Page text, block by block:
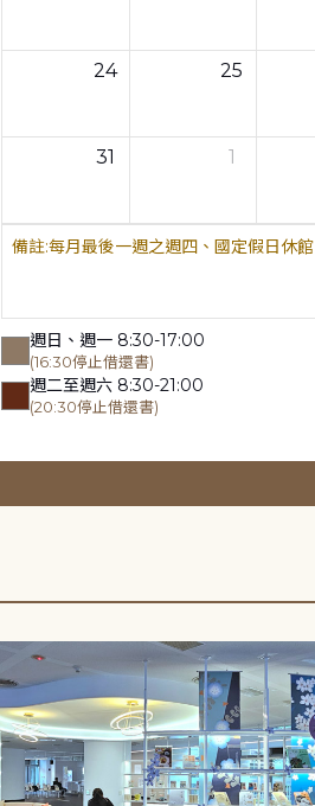
24 25
31 1
每月最後一週之週四、國定假日休館
週日、週一 8:30-17:00
(16:30停止借還書)
週二至週六 8:30-21:00
(20:30停止借還書)